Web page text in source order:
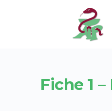
Fiche 1